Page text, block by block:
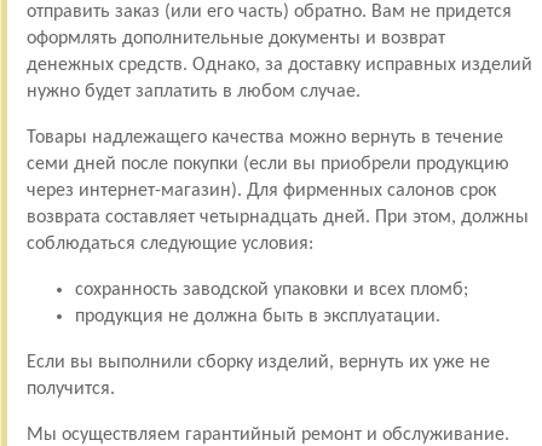
отправить заказ (или его часть) обратно. Вам не придется
оформлять дополнительные документы и возврат
денежных средств. Однако, за доставку исправных изделий
нужно будет заплатить в любом случае.
Товары надлежащего качества можно вернуть в течение
семи дней после покупки (если вы приобрели продукцию
через интернет-магазин). Для фирменных салонов срок
возврата составляет четырнадцать дней. При этом, должны
соблюдаться следующие условия:
сохранность заводской упаковки и всех пломб;
продукция не должна быть в эксплуатации.
Если вы выполнили сборку изделий, вернуть их уже не
получится.
Мы осуществляем гарантийный ремонт и обслуживание.